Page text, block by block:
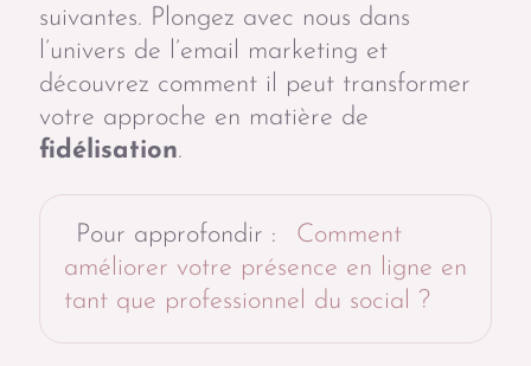
suivantes. Plongez avec nous dans
l’univers de l’email marketing et
découvrez comment il peut transformer
votre approche en matière de
fidélisation.
Pour approfondir :
Comment
améliorer votre présence en ligne en
tant que professionnel du social ?